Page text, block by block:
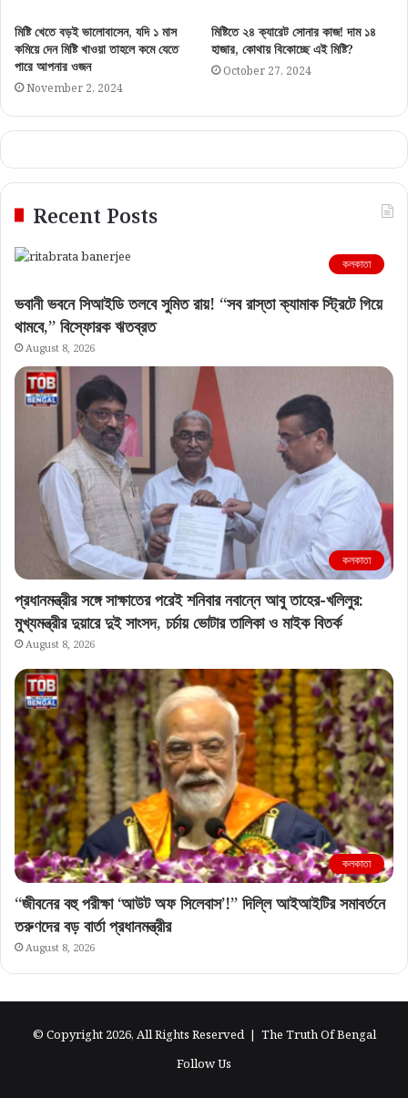
মিষ্টি খেতে বড়ই ভালোবাসেন, যদি ১ মাস
কমিয়ে দেন মিষ্টি খাওয়া তাহলে কমে যেতে
পারে আপনার ওজন
November 2, 2024
মিষ্টিতে ২৪ ক্যারেট সোনার কাজ! দাম ১৪
হাজার, কোথায় বিকোচ্ছে এই মিষ্টি?
October 27, 2024
Recent Posts
কলকাতা
ভবানী ভবনে সিআইডি তলবে সুমিত রায়! “সব রাস্তা ক্যামাক স্ট্রিটে গিয়ে
থামবে,” বিস্ফোরক ঋতব্রত
August 8, 2026
কলকাতা
প্রধানমন্ত্রীর সঙ্গে সাক্ষাতের পরেই শনিবার নবান্নে আবু তাহের-খলিলুর:
মুখ্যমন্ত্রীর দুয়ারে দুই সাংসদ, চর্চায় ভোটার তালিকা ও মাইক বিতর্ক
August 8, 2026
কলকাতা
“জীবনের বহু পরীক্ষা ‘আউট অফ সিলেবাস’!” দিল্লি আইআইটির সমাবর্তনে
তরুণদের বড় বার্তা প্রধানমন্ত্রীর
August 8, 2026
© Copyright 2026, All Rights Reserved | The Truth Of Bengal
Follow Us